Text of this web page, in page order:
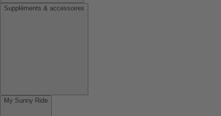
Suppléments & accessoires
My Sunny Ride